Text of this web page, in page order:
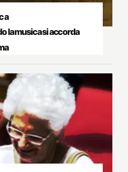
la musica si accorda